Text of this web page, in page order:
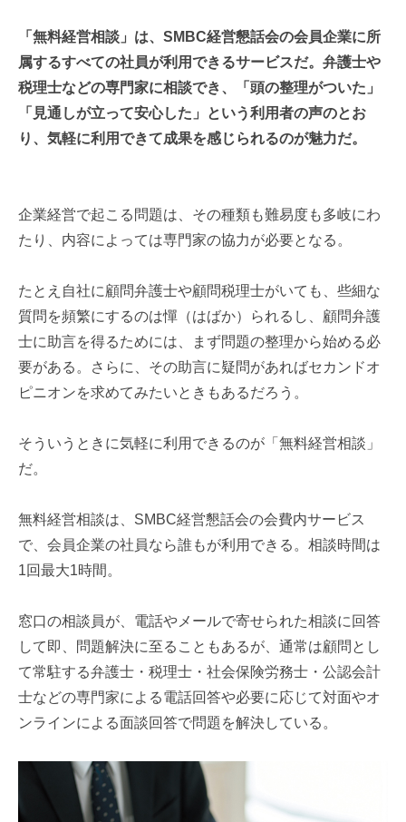
「無料経営相談」は、SMBC経営懇話会の会員企業に所
属するすべての社員が利用できるサービスだ。弁護士や
税理士などの専門家に相談でき、「頭の整理がついた」
「見通しが立って安心した」という利用者の声のとお
り、気軽に利用できて成果を感じられるのが魅力だ。
企業経営で起こる問題は、その種類も難易度も多岐にわ
たり、内容によっては専門家の協力が必要となる。
たとえ自社に顧問弁護士や顧問税理士がいても、些細な
質問を頻繁にするのは憚（はばか）られる し、顧問弁護
士に助言を得るためには、まず問題の整理から始める必
要がある。さらに、その助言に疑問があればセカンドオ
ピニオンを求めてみたいときもあるだろう。
そういうときに気軽に利用できるのが「無料経営相談」
だ。
無料経営相談は、 SMBC経営懇話会の会費内サービス
で、会員企業の社員なら誰もが利用できる。相談時間は
1回最大1時間。
窓口の相談員が、電話やメールで寄せられた相談に回答
して即、問題解決に至ることもあるが、通常は顧問とし
て常駐する弁護士・税理士・社会保険労務士・公認会計
士などの専門家による電話回答や必要に応じて対面やオ
ンラインによる面談回答で問題を解決している。